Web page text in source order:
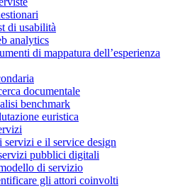
di usabilità
analytics
di mappatura dell’esperienza
documentale
benchmark
euristica
servizi e il service design
pubblici digitali
di servizio
gli attori coinvolti